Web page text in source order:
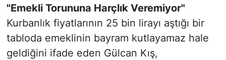
"Emekli Torununa Harçlık Veremiyor"
Kurbanlık fiyatlarının 25 bin lirayı aştığı bir
tabloda emeklinin bayram kutlayamaz hale
geldiğini ifade eden Gülcan Kış,